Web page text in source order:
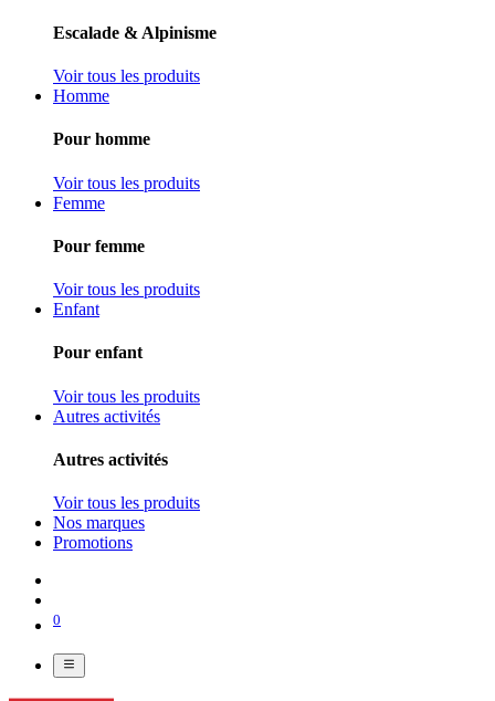
Escalade & Alpinisme
Voir tous les produits
Homme
Pour homme
Voir tous les produits
Femme
Pour femme
Voir tous les produits
Enfant
Pour enfant
Voir tous les produits
Autres activités
Autres activités
Voir tous les produits
Nos marques
Promotions
0